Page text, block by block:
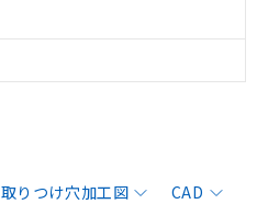
取りつけ穴加工図
CAD